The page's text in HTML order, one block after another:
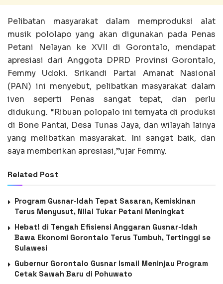
Pelibatan masyarakat dalam memproduksi alat
musik pololapo yang akan digunakan pada Penas
Petani Nelayan ke XVII di Gorontalo, mendapat
apresiasi dari Anggota DPRD Provinsi Gorontalo,
Femmy Udoki. Srikandi Partai Amanat Nasional
(PAN) ini menyebut, pelibatkan masyarakat dalam
iven seperti Penas sangat tepat, dan perlu
didukung. “Ribuan polopalo ini ternyata di produksi
di Bone Pantai, Desa Tunas Jaya, dan wilayah lainya
yang melibatkan masyarakat. Ini sangat baik, dan
saya memberikan apresiasi,”ujar Femmy.
Related Post
Program Gusnar-Idah Tepat Sasaran, Kemiskinan
Terus Menyusut, Nilai Tukar Petani Meningkat
Hebat! di Tengah Efisiensi Anggaran Gusnar-Idah
Bawa Ekonomi Gorontalo Terus Tumbuh, Tertinggi se
Sulawesi
Gubernur Gorontalo Gusnar Ismail Meninjau Program
Cetak Sawah Baru di Pohuwato